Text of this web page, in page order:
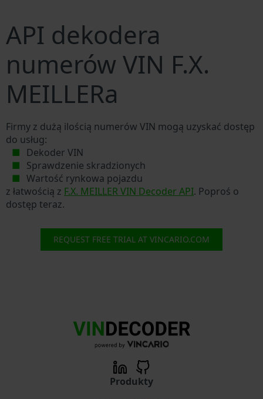
API dekodera
numerów VIN F.X.
MEILLERa
Firmy z dużą ilością numerów VIN mogą uzyskać dostęp
do usług:
Dekoder VIN
Sprawdzenie skradzionych
Wartość rynkowa pojazdu
z łatwością z F.X. MEILLER VIN Decoder API. Poproś o
dostęp teraz.
REQUEST FREE TRIAL AT VINCARIO.COM
Produkty